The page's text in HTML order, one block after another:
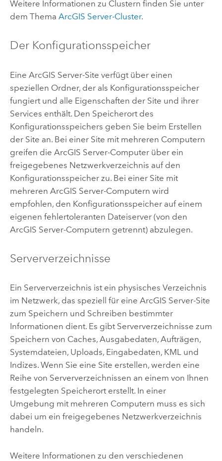
Weitere Informationen zu Clustern finden Sie unter
dem Thema ArcGIS Server-Cluster.
Der Konfigurationsspeicher
Eine ArcGIS Server-Site verfügt über einen
speziellen Ordner, der als Konfigurationsspeicher
fungiert und alle Eigenschaften der Site und ihrer
Services enthält. Den Speicherort des
Konfigurationsspeichers geben Sie beim Erstellen
der Site an. Bei einer Site mit mehreren Computern
greifen die ArcGIS Server-Computer über ein
freigegebenes Netzwerkverzeichnis auf den
Konfigurationsspeicher zu. Bei einer Site mit
mehreren ArcGIS Server-Computern wird
empfohlen, den Konfigurationsspeicher auf einem
eigenen fehlertoleranten Dateiserver (von den
ArcGIS Server-Computern getrennt) abzulegen.
Serververzeichnisse
Ein Serververzeichnis ist ein physisches Verzeichnis
im Netzwerk, das speziell für eine ArcGIS Server-Site
zum Speichern und Schreiben bestimmter
Informationen dient. Es gibt Serververzeichnisse zum
Speichern von Caches, Ausgabedaten, Aufträgen,
Systemdateien, Uploads, Eingabedaten, KML und
Indizes. Wenn Sie eine Site erstellen, werden eine
Reihe von Serververzeichnissen an einem von Ihnen
festgelegten Speicherort erstellt. In einer
Umgebung mit mehreren Computern muss es sich
dabei um ein freigegebenes Netzwerkverzeichnis
handeln.
Weitere Informationen zu den verschiedenen